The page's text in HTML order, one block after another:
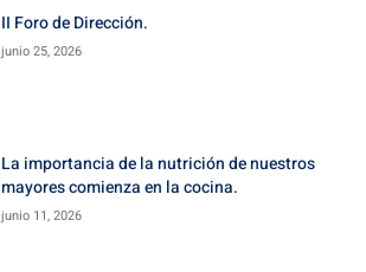
II Foro de Dirección.
junio 25, 2026
La importancia de la nutrición de nuestros
mayores comienza en la cocina.
junio 11, 2026